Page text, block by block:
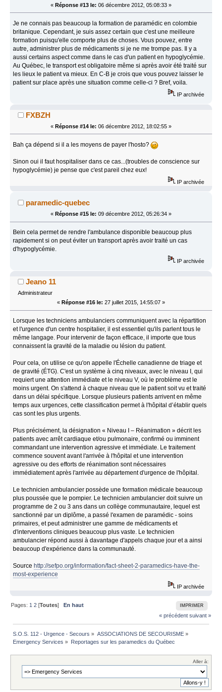
« Réponse #13 le: 06 décembre 2012, 05:08:33 »
Je ne connais pas beaucoup la formation de paramédic en colombie
britanique. Cependant, je suis assez certain que c'est une meilleure
formation puisqu'elle comporte plus de choses. Vous pouvez, entre
autre, administrer plus de médicaments si je ne me trompe pas. Il y a
aussi certains aspect comme dans le cas d'un patient en hypoglycémie.
Au Québec, le transport est obligatoire même si après avoir été traité sur
les lieux le patient va mieux. En C-B je crois que vous pouvez laisser le
patient sur place après une situation comme celle-ci ? Bref, voila.
IP archivée
FXBZH
« Réponse #14 le: 06 décembre 2012, 18:02:55 »
Bah ça dépend si il a les moyens de payer l'hosto?
Sinon oui il faut hospitaliser dans ce cas...(troubles de conscience sur
hypoglycémie) je pense que c'est pareil chez eux!
IP archivée
paramedic-quebec
« Réponse #15 le: 09 décembre 2012, 05:26:34 »
Bein cela permet de rendre l'ambulance disponible beaucoup plus
rapidement si on peut éviter un transport après avoir traité un cas
d'hypoglycémie.
IP archivée
Jeano 11
Administrateur
« Réponse #16 le: 27 juillet 2015, 14:55:07 »
Lorsque les techniciens ambulanciers communiquent avec la répartition
et l'urgence d'un centre hospitalier, il est essentiel qu'ils parlent tous le
même langage. Pour intervenir de façon efficace, il importe que tous
connaissent la gravité de la maladie ou lésion du patient.
Pour cela, on utilise ce qu'on appelle l'Échelle canadienne de triage et
de gravité (ÉTG). C'est un système à cinq niveaux, avec le niveau I, qui
requiert une attention immédiate et le niveau V, où le problème est le
moins urgent. On s'attend à chaque niveau que le patient soit vu et traité
dans un délai spécifique. Lorsque plusieurs patients arrivent en même
temps aux urgences, cette classification permet à l'hôpital d’établir quels
cas sont les plus urgents.
Plus précisément, la désignation « Niveau I – Réanimation » décrit les
patients avec arrêt cardiaque et/ou pulmonaire, confirmé ou imminent
commandant une intervention agressive et immédiate. Le traitement
commence souvent avant l'arrivée à l'hôpital et une intervention
agressive ou des efforts de réanimation sont nécessaires
immédiatement après l'arrivée au département d'urgence de l'hôpital.
Le technicien ambulancier possède une formation médicale beaucoup
plus poussée que le pompier. Le technicien ambulancier doit suivre un
programme de 2 ou 3 ans dans un collège communautaire, lequel est
sanctionné par un diplôme, a passé l'examen de paramédic - soins
primaires, et peut administrer une gamme de médicaments et
d'interventions cliniques beaucoup plus vaste. Le technicien
ambulancier répond aussi à davantage d'appels chaque jour et a ainsi
beaucoup d'expérience dans la communauté.
Source http://sefpo.org/information/fact-sheet-2-paramedics-have-the-
most-experience
IP archivée
IMPRIMER
Pages: 1 2 [Toutes]En haut
« précédent suivant »
S.O.S. 112 - Urgence - Secours » ASSOCIATIONS DE SECOURISME»
Emergency Services » Reportages sur les paramedics du Québec
Aller à: